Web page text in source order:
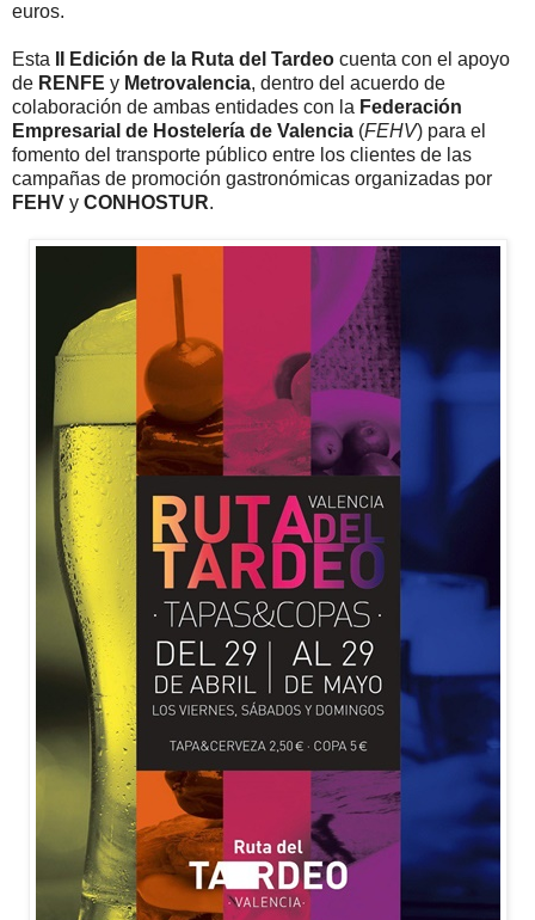
euros.
Esta II Edición de la Ruta del Tardeo cuenta con el apoyo
de RENFE y Metrovalencia, dentro del acuerdo de
colaboración de ambas entidades con la Federación
Empresarial de Hostelería de Valencia (FEHV) para el
fomento del transporte público entre los clientes de las
campañas de promoción gastronómicas organizadas por
FEHV y CONHOSTUR.